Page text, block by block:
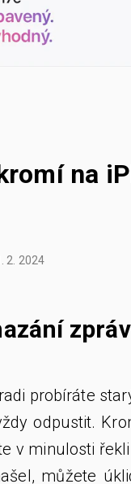
na
2. 2024
zpráv
probíráte
odpustit.
v minulosti
můžete